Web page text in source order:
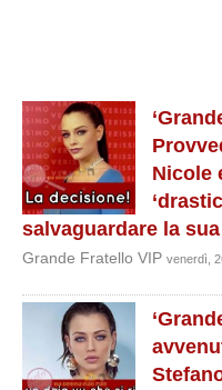
Nicole
salvaguardare la
Grande Fratello VIP venerdì,